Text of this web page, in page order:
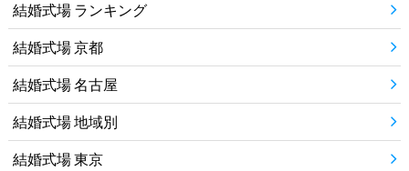
結婚式場 ランキング
結婚式場 京都
結婚式場 名古屋
結婚式場 地域別
結婚式場 東京